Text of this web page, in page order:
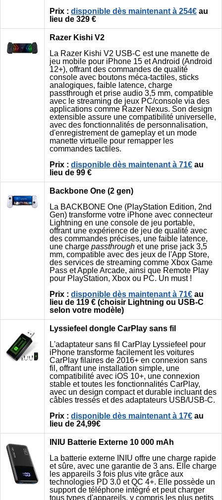
Prix : disponible dès maintenant à 254€ au
lieu de 329 €
Razer Kishi V2
La Razer Kishi V2 USB-C est une manette de
jeu mobile pour iPhone 15 et Android (Android
12+), offrant des commandes de qualité
console avec boutons méca-tactiles, sticks
analogiques, faible latence, charge
passthrough et prise audio 3,5 mm, compatible
avec le streaming de jeux PC/console via des
applications comme Razer Nexus. Son design
extensible assure une compatibilité universelle,
avec des fonctionnalités de personnalisation,
d'enregistrement de gameplay et un mode
manette virtuelle pour remapper les
commandes tactiles.
Prix : disponible dès maintenant à 71€ au
lieu de 99 €
Backbone One (2 gen)
La BACKBONE One (PlayStation Edition, 2nd
Gen) transforme votre iPhone avec connecteur
Lightning en une console de jeu portable,
offrant une expérience de jeu de qualité avec
des commandes précises, une faible latence,
une charge passthrough et une prise jack 3,5
mm, compatible avec des jeux de l'App Store,
des services de streaming comme Xbox Game
Pass et Apple Arcade, ainsi que Remote Play
pour PlayStation, Xbox ou PC. Un must !
Prix : disponible dès maintenant à 71€ au
lieu de 119 € (choisir Lightning ou USB-C
selon votre modèle)
Lyssiefeel dongle CarPlay sans fil
L'adaptateur sans fil CarPlay Lyssiefeel pour
iPhone transforme facilement les voitures
CarPlay filaires de 2016+ en connexion sans
fil, offrant une installation simple, une
compatibilité avec iOS 10+, une connexion
stable et toutes les fonctionnalités CarPlay,
avec un design compact et durable incluant des
câbles tressés et des adaptateurs USB/USB-C.
Prix : disponible dès maintenant à 17€ au
lieu de 24,99€
INIU Batterie Externe 10 000 mAh
La batterie externe INIU offre une charge rapide
et sûre, avec une garantie de 3 ans. Elle charge
les appareils 3 fois plus vite grâce aux
technologies PD 3.0 et QC 4+. Elle possède un
support de téléphone intégré et peut charger
tous types d'appareils, y compris les plus petits